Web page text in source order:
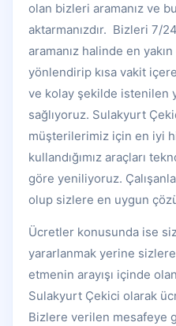
olan bizleri aramanız ve
aktarmanızdır. Bizleri 7/
aramanız halinde en
yönlendirip kısa vakit
ve kolay şekilde istenilen
sağlıyoruz. Sulakyurt
müşterilerimiz için en iyi
kullandığımız araçları
göre yeniliyoruz.
olup sizlere en uygun
Ücretler konusunda ise
yararlanmak yerine
etmenin arayışı içinde
Sulakyurt Çekici olarak
Bizlere verilen mesafeye